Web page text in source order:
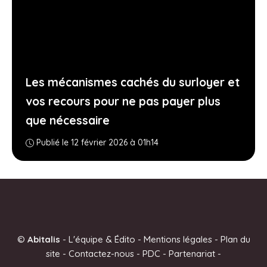
Les mécanismes cachés du surloyer et
vos recours pour ne pas payer plus
que nécessaire
Publié le 12 février 2026 à 01h14
© Abitalis - L'équipe & Édito - Mentions légales- Plan du
site - Contactez-nous - PDC - Partenariat -